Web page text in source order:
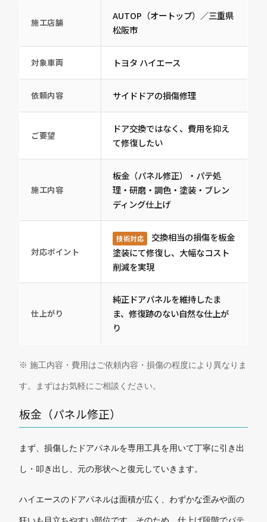
施工店舗
AUTOP（オートップ）／三重県
松阪市
対象車両 トヨタ ハイエース
依頼内容 サイドドアの損傷修理
ご要望
ドア交換ではなく、費用を抑え
て修復したい
施工内容
板金（パネル修正）・パテ処
理・研磨・調色・塗装・ブレン
ディング仕上げ
対応ポイント
技術対応
交換相当の損傷を板金
塗装にて修復し、大幅なコスト
削減を実現
仕上がり
純正ドアパネルを維持したま
ま、修復跡のない自然な仕上が
り
※ 施工内容・費用はご依頼内容・損傷の程度により異なりま
す。まずはお気軽にご相談ください。
板金（パネル修正）
まず、損傷したドアパネルを専用工具を用いて丁寧に引き出
し・叩き出し、元の形状へと復元していきます。
ハイエースのドアパネルは面積が広く、わずかな歪みや面の